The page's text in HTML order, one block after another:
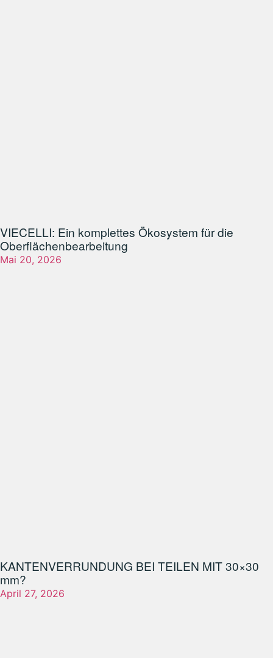
VIECELLI: Ein komplettes Ökosystem für die
Oberflächenbearbeitung
Mai 20, 2026
KANTENVERRUNDUNG BEI TEILEN MIT 30×30
mm?
April 27, 2026